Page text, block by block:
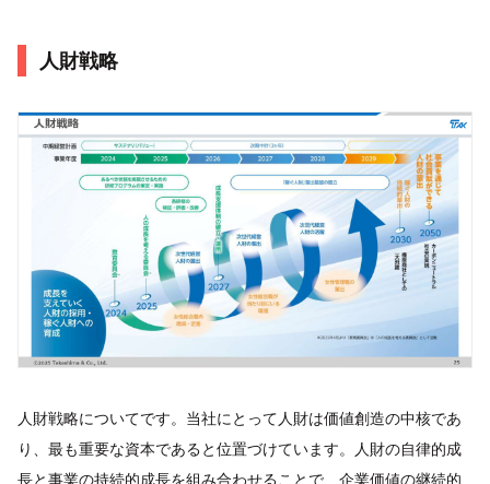
人財戦略
人財戦略についてです。当社にとって人財は価値創造の中核であ
り、最も重要な資本であると位置づけています。人財の自律的成
長と事業の持続的成長を組み合わせることで、企業価値の継続的